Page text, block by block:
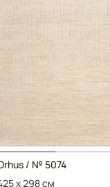
/ № 5074
x 298 см